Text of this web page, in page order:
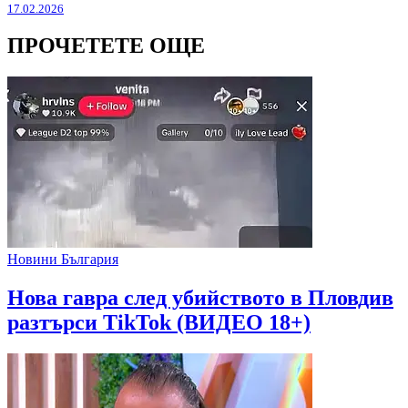
17.02.2026
ПРОЧЕТЕТЕ ОЩЕ
Новини България
Нова гавра след убийството в Пловдив
разтърси TikTok (ВИДЕО 18+)